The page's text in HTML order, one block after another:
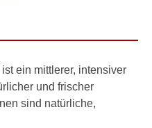
ein mittlerer, intensiver
und frischer
sind natürliche,